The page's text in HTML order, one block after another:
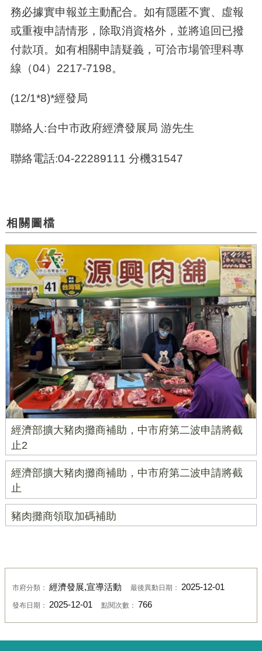
務必據實申報並主動配合。如有隱匿不實、虛報
或重複申請情形，除取消資格外，並將追回已撥
付款項。如有相關申請疑義，可洽市場管理科專
線（04） 2217-7198。
(12/1*8)*經發局
聯絡人:台中市政府經濟發展局 游先生
聯絡電話:04-22289111 分機31547
相關圖檔
經濟部擴大豬肉攤商補助，中市府第二波申請將截
止2
經濟部擴大豬肉攤商補助，中市府第二波申請將截
止
豬肉攤商領取加碼補助
市府分類： 經濟發展,宣導活動 最後異動日期： 2025-12-01
發布日期： 2025-12-01 點閱次數： 766